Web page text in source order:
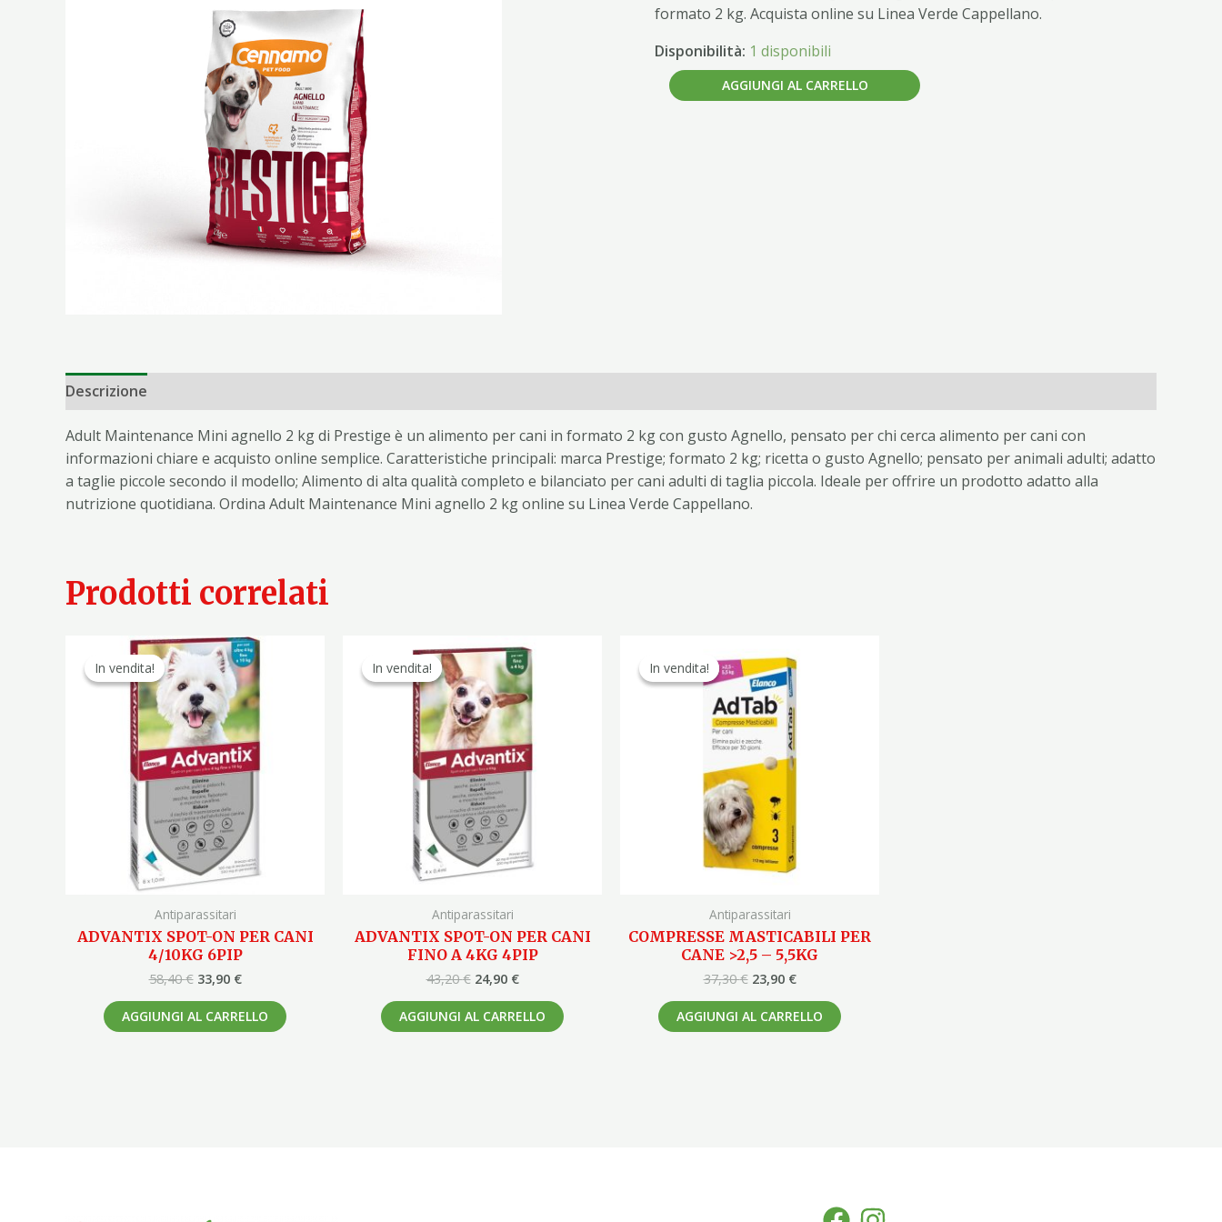
formato 2 kg. Acquista online su Linea Verde Cappellano.
Disponibilità: 1 disponibili
AGGIUNGI AL CARRELLO
Descrizione
Adult Maintenance Mini agnello 2 kg di Prestige è un alimento per cani in formato 2 kg con gusto Agnello, pensato per chi cerca alimento per cani con
informazioni chiare e acquisto online semplice. Caratteristiche principali: marca Prestige; formato 2 kg; ricetta o gusto Agnello; pensato per animali adulti; adatto
a taglie piccole secondo il modello; Alimento di alta qualità completo e bilanciato per cani adulti di taglia piccola. Ideale per offrire un prodotto adatto alla
nutrizione quotidiana. Ordina Adult Maintenance Mini agnello 2 kg online su Linea Verde Cappellano.
Prodotti correlati
In vendita!
In vendita!
Antiparassitari
ADVANTIX SPOT-ON PER CANI
4/10KG 6PIP
58,40€
Il
prezzo
originale
era:
58,40 €.
33,90 €
Il
prezzo
attuale
è:
33,90 €.
AGGIUNGI AL CARRELLO
In vendita!
In vendita!
Antiparassitari
ADVANTIX SPOT-ON PER CANI
FINO A 4KG 4PIP
43,20€
prezzo
originale
era:
43,20 €.
24,90 €
Il
prezzo
attuale
è:
24,90 €.
AGGIUNGI AL CARRELLO
In vendita!
In vendita!
Antiparassitari
COMPRESSE MASTICABILI PER
CANE >2,5 – 5,5KG
37,30€
prezzo
originale
era:
37,30 €.
23,90 €
prezzo
attuale
23,90 €.
AGGIUNGI AL CARRELLO